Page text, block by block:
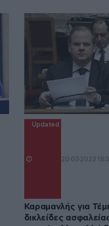
Updated
20·03·2023
Καραμανλής για
δικλείδες